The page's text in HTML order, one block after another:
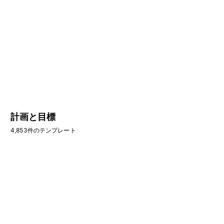
計画と目標
4,853件のテンプレート